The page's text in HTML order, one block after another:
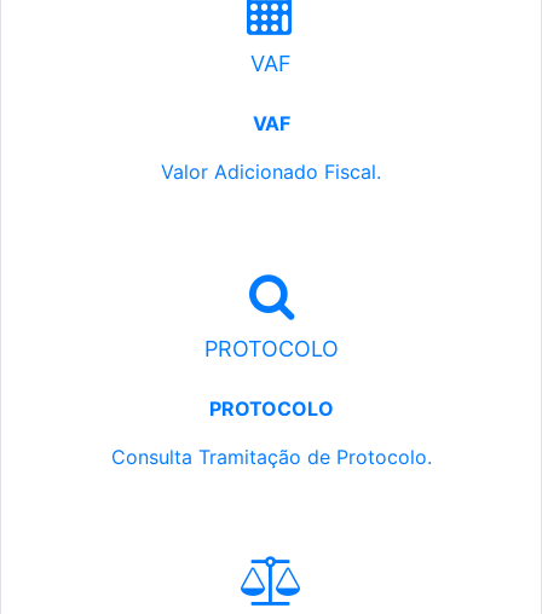
VAF
VAF
Valor Adicionado Fiscal.
PROTOCOLO
PROTOCOLO
Consulta Tramitação de Protocolo.